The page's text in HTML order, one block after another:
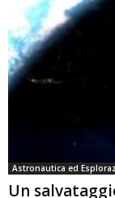
Astronautica ed
Un